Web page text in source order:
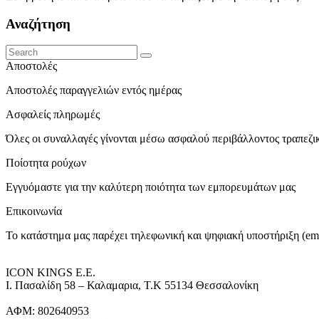
Αναζήτηση
Αποστολές
Αποστολές παραγγελιών εντός ημέρας
Ασφαλείς πληρωμές
Όλες οι συναλλαγές γίνονται μέσω ασφαλού περιβάλλοντος
Ποίοτητα ρούχων
Εγγυόμαστε για την καλύτερη ποιότητα των εμπορευμάτων μας
Επικοινωνία
Το κατάστημα μας παρέχει τηλεφωνική και ψηφιακή υποστήριξη
ICON KINGS Ε.Ε.
Ι. Πασαλίδη 58 – Καλαμαρια, Τ.Κ 55134 Θεσσαλονίκη
ΑΦΜ: 802640953